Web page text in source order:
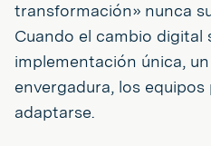
transformación» nunca
Cuando el cambio digital
implementación única,
envergadura, los
adaptarse.